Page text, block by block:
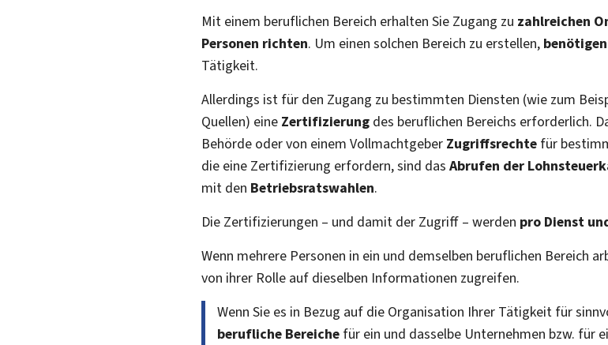
Mit einem beruflichen Bereich erhalten Sie Zugang zu zahlreichen
Personen richten. Um einen solchen Bereich zu erstellen,
Tätigkeit.
Allerdings ist für den Zugang zu bestimmten Diensten (wie zum
Quellen) eine Zertifizierung des beruflichen Bereichs erforderlich.
Behörde oder von einem Vollmachtgeber Zugriffsrechte für
die eine Zertifizierung erfordern, sind dasAbrufen der
mit den Betriebsratswahlen.
Die Zertifizierungen – und damit der Zugriff – werden pro Dienst
Wenn mehrere Personen in ein und demselben beruflichen Bereich
von ihrer Rolle auf dieselben Informationen zugreifen.
Wenn Sie es in Bezug auf die Organisation Ihrer Tätigkeit für
berufliche Bereiche für ein und dasselbe Unternehmen bzw. für